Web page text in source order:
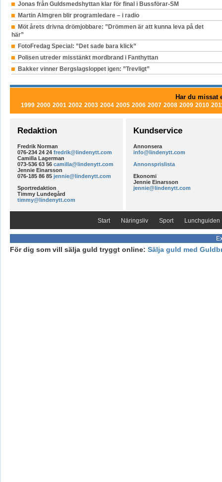
Jonas från Guldsmedshyttan klar för final i Bussförar-SM
Martin Almgren blir programledare – i radio
Möt årets drivna drömjobbare: ”Drömmen är att kunna leva på det
här”
FotoFredag Special: ”Det sade bara klick”
Polisen utreder misstänkt mordbrand i Fanthyttan
Bakker vinner Bergslagsloppet igen: ”Trevligt”
Har du missat
1999 2000 2001 2002 2003 2004 2005 2006 2007 2008 2009 2010
Redaktion
Fredrik Norman
076-234 24 24 fredrik@lindenytt.com
Camilla Lagerman
073-536 63 56 camilla@lindenytt.com
Jennie Einarsson
076-185 86 85 jennie@lindenytt.com
Sportredaktion
Timmy Lundegård
timmy@lindenytt.com
Kundservice
Annonsera
info@lindenytt.com
Annonsprislista
Ekonomi
Jennie Einarsson
jennie@lindenytt.com
Start Näringsliv Sport Lunchguiden
För dig som vill sälja guld tryggt online: Sälja guld med